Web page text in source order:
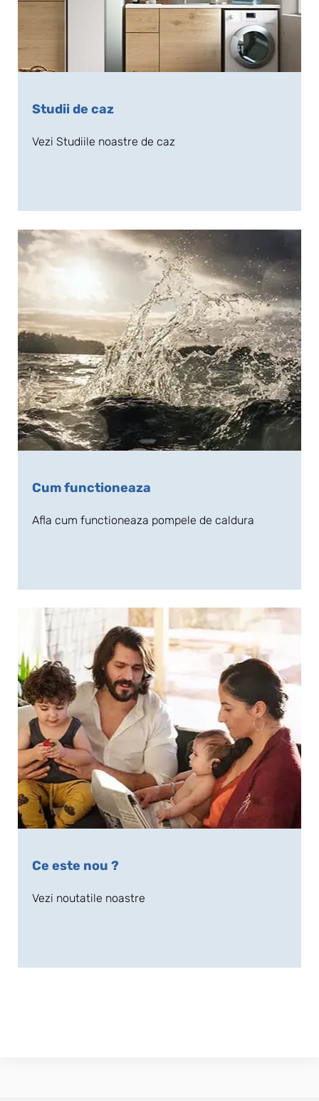
Studii de caz
Vezi Studiile noastre de caz
Cum functioneaza
Afla cum functioneaza pompele de caldura
Ce este nou ?
Vezi noutatile noastre